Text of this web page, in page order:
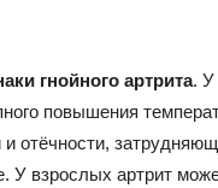
гнойного артрита. У
повышения
и отёчности,
У взрослых артрит